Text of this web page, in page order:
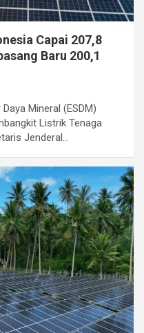
Capai 207,8
Baru 200,1
Mineral (ESDM)
Listrik Tenaga
Jenderal…